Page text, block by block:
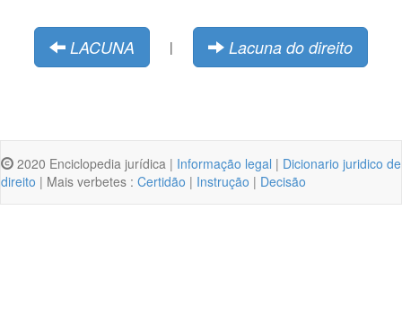
LACUNA | Lacuna do direito
2020 Enciclopedia jurídica | Informação legal | Dicionario juridico de
direito | Mais verbetes : Certidão | Instrução | Decisão